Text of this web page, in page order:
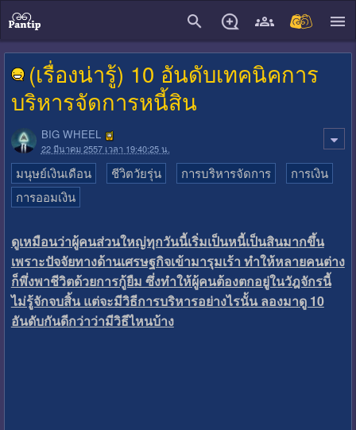
(เรื่องน่ารู้) 10 อันดับเทคนิคการ
บริหารจัดการหนี้สิน
BIG WHEEL
22 มีนาคม 2557 เวลา 19:40:25 น.
มนุษย์เงินเดือน ชีวิตวัยรุ่น การบริหารจัดการ
การเงิน
การออมเงิน
ดูเหมือนว่าผู้คนส่วนใหญ่ทุกวันนี้เริ่มเป็นหนี้เป็นสินมากขึ้น
เพราะปัจจัยทางด้านเศรษฐกิจเข้ามารุมเร้า ทำให้หลายคนต่าง
ก็พึ่งพาชีวิตด้วยการกู้ยืม ซึ่งทำให้ผู้คนต้องตกอยู่ในวัฎจักรนี้
ไม่รู้จักจบสิ้น แต่จะมีวิธีการบริหารอย่างไรนั้น ลองมาดู 10
อันดับกันดีกว่าว่ามีวิธีไหนบ้าง
close